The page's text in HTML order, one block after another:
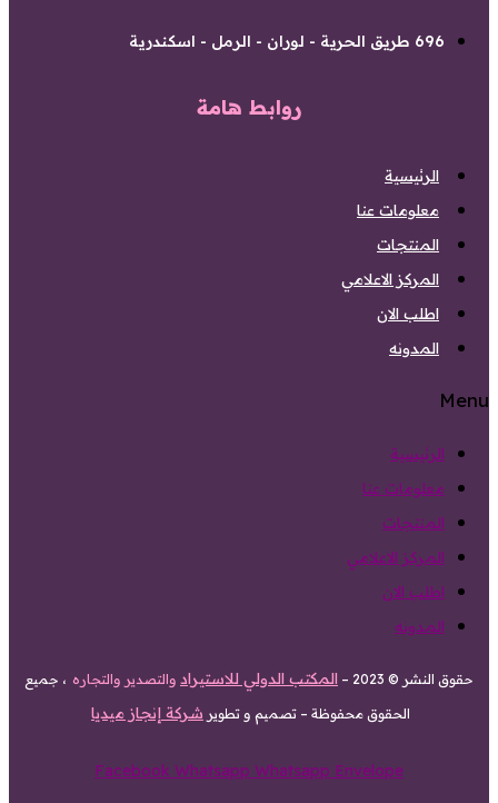
696 طريق الحرية - لوران - الرمل - اسكندرية
روابط هامة
الرئيسية
معلومات عنا
المنتجات
المركز الاعلامي
اطلب الان
المدونه
Menu
الرئيسية
معلومات عنا
المنتجات
المركز الاعلامي
اطلب الان
المدونه
حقوق النشر © 2023 – المكتب الدولي للاستيراد والتصدير والتجاره ، جميع
الحقوق محفوظة – تصميم و تطوير شركة إنجاز ميديا
Facebook Whatsapp Whatsapp Envelope